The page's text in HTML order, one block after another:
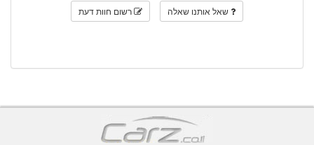
שאל אותנו שאלה רשום חוות דעת